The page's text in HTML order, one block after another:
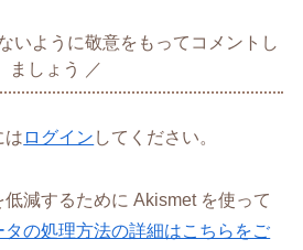
いように敬意をもってコメントし
ましょう
は ログイン してください。
減するために Akismet を使って
タの処理方法の詳細はこちらをご